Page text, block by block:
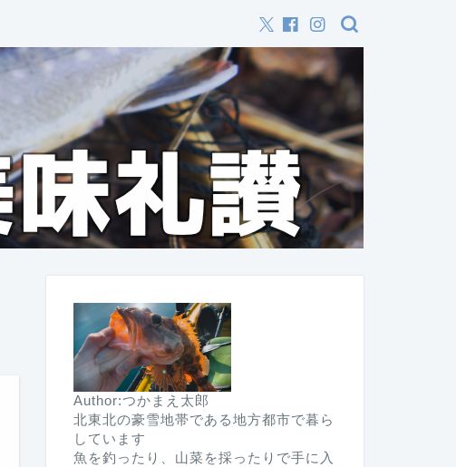
Author:つかまえ太郎
北東北の豪雪地帯である地方都市で暮ら
しています
魚を釣ったり、山菜を採ったりで手に入